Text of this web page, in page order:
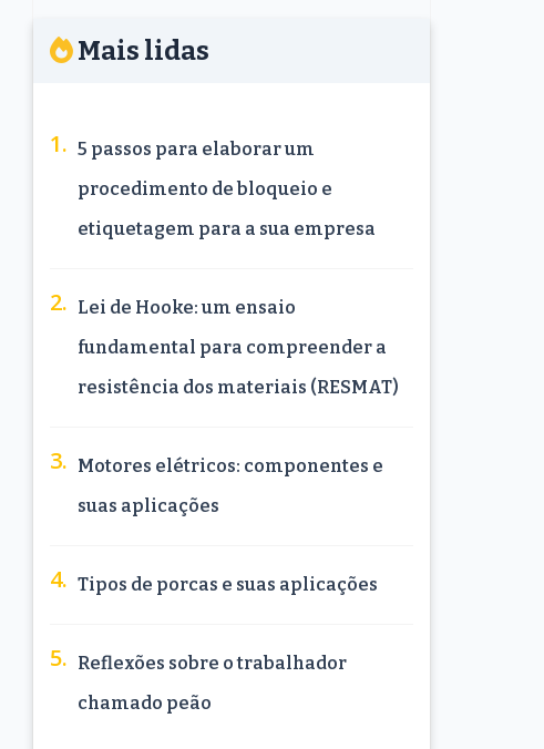
Mais lidas
5 passos para elaborar um
procedimento de bloqueio e
etiquetagem para a sua empresa
Lei de Hooke: um ensaio
fundamental para compreender a
resistência dos materiais (RESMAT)
Motores elétricos: componentes e
suas aplicações
Tipos de porcas e suas aplicações
Reflexões sobre o trabalhador
chamado peão